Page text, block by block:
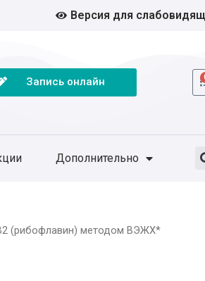
Версия для
Запись онлайн
Дополнительно
(рибофлавин) методом ВЭЖХ*